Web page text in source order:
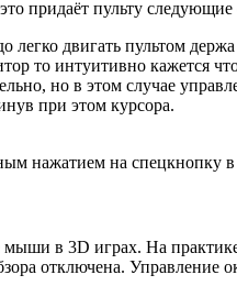
придаёт пульту следующие
легко двигать пультом держа
то интуитивно кажется
но в этом случае
при этом курсора.
нажатием на спецкнопку
мыши в 3D играх. На
отключена.